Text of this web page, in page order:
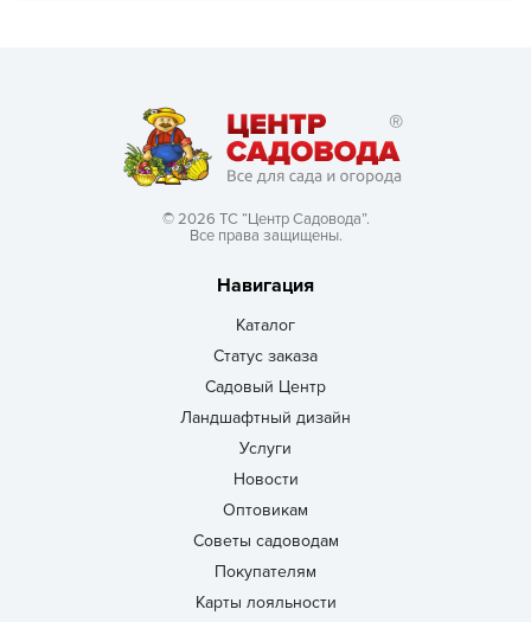
© 2026 ТС “Центр Садовода”.
Все права защищены.
Навигация
Каталог
Статус заказа
Садовый Центр
Ландшафтный дизайн
Услуги
Новости
Оптовикам
Советы садоводам
Покупателям
Карты лояльности